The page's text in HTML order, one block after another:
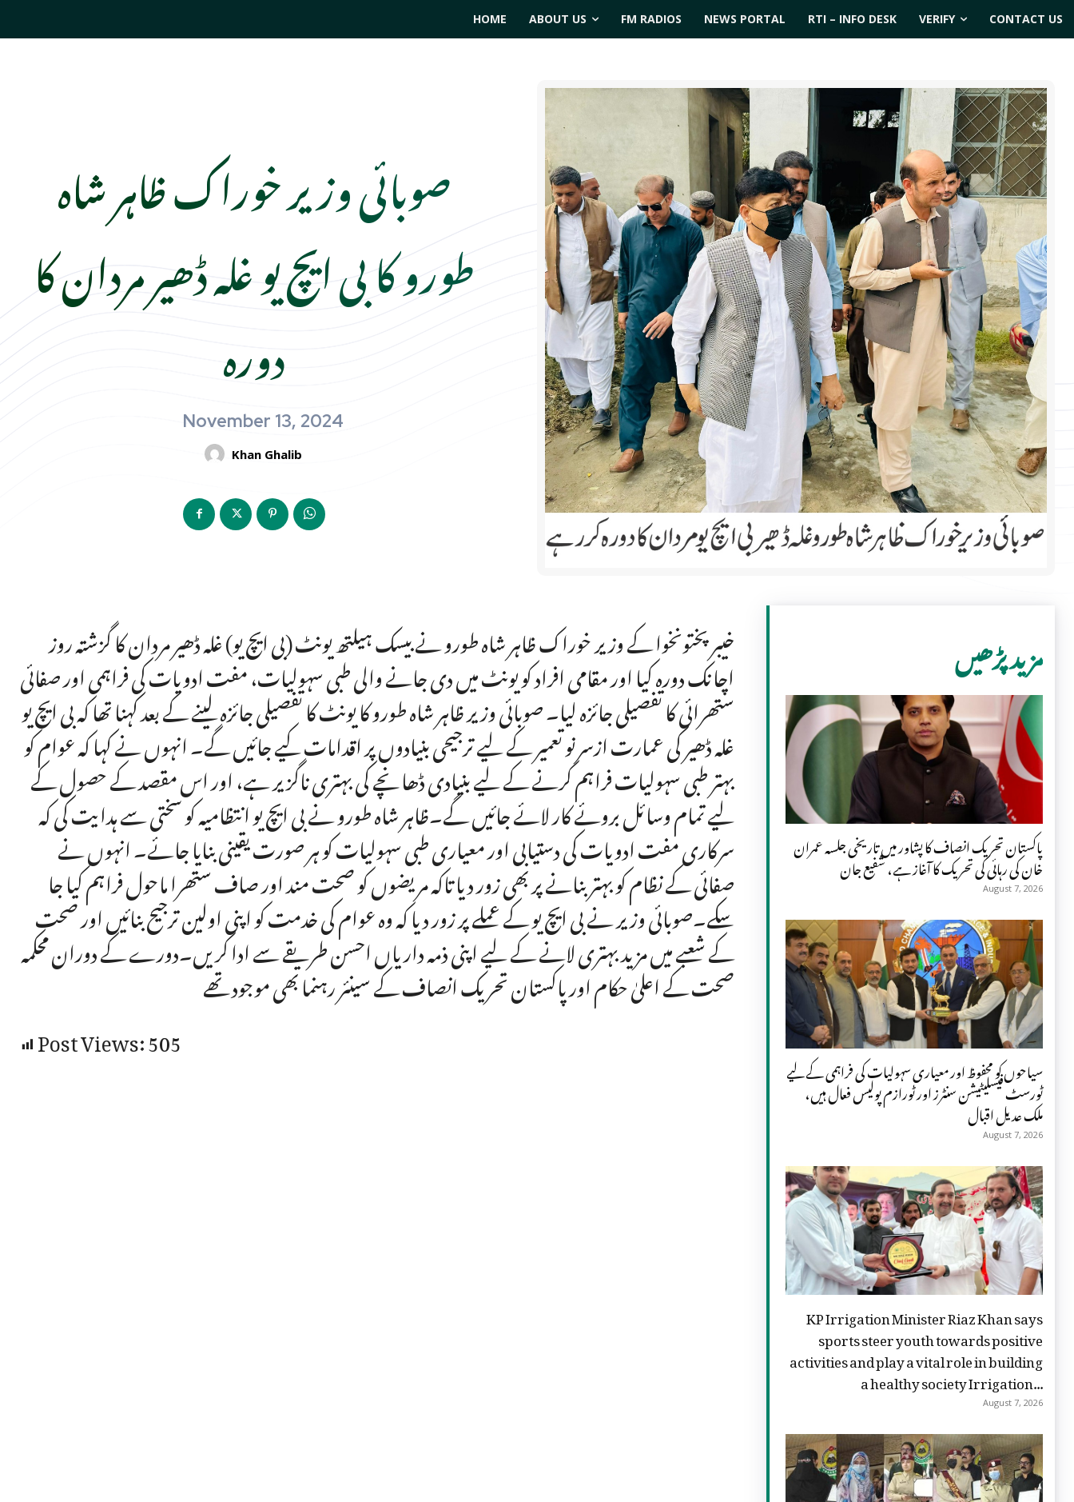
HOME ABOUT US FM RADIOS NEWS PORTAL RTI – INFO DESK VERIFY CONTACT US
صوبائی وزیر خوراک ظاہر شاہ
طورو کا بی ایچ یو غلہ ڈھیر مردان کا
دورہ
November 13, 2024
Khan Ghalib
خیبرپختونخوا کے وزیر خوراک ظاہر شاہ طورو نے بیسک ہیلتھ یونٹ (بی ایچ یو) غلہ ڈھیر مردان کا گزشتہ روز
اچانک دورہ کیا اور مقامی افراد کو یونٹ میں دی جانے والی طبی سہولیات، مفت ادویات کی فراہمی اور صفائی
ستھرائی کا تفصیلی جائزہ لیا۔ صوبائی وزیر ظاہر شاہ طورو کا یونٹ کا تفصیلی جائزہ لینے کے بعد کہنا تھا کہ بی ایچ یو
غلہ ڈھیر کی عمارت ازسرنو تعمیر کے لیے ترجیحی بنیادوں پر اقدامات کیے جائیں گے۔ انہوں نے کہا کہ عوام کو
بہتر طبی سہولیات فراہم کرنے کے لیے بنیادی ڈھانچے کی بہتری ناگزیر ہے، اور اس مقصد کے حصول کے
لیے تمام وسائل بروئے کار لائے جائیں گے۔ظاہر شاہ طورو نے بی ایچ یو انتظامیہ کو سختی سے ہدایت کی کہ
سرکاری مفت ادویات کی دستیابی اور معیاری طبی سہولیات کو ہر صورت یقینی بنایا جائے۔ انہوں نے
صفائی کے نظام کو بہتر بنانے پر بھی زور دیا تاکہ مریضوں کو صحت مند اور صاف ستھرا ماحول فراہم کیا جا
سکے۔صوبائی وزیر نے بی ایچ یو کے عملے پر زور دیا کہ وہ عوام کی خدمت کو اپنی اولین ترجیح بنائیں اور صحت
کے شعبے میں مزید بہتری لانے کے لیے اپنی ذمہ داریاں احسن طریقے سے ادا کریں۔دورے کے دوران محکمہ
صحت کے اعلیٰ حکام اور پاکستان تحریک انصاف کے سینئر رہنما بھی موجود تھے
Post Views:505
مزید پڑھیں
پاکستان تحریک انصاف کا پشاور میں تاریخی جلسہ عمران
خان کی رہائی کی تحریک کا آغاز ہے، شفیع جان
August 7, 2026
سیاحوں کو محفوظ اور معیاری سہولیات کی فراہمی کے لیے
ٹورسٹ فیسلیٹیشن سنٹرز اور ٹورازم پولیس فعال ہیں،
ملک عدیل اقبال
August 7, 2026
KP Irrigation Minister Riaz Khan says
sports steer youth towards positive
activities and play a vital role in building
a healthy society Irrigation...
August 7, 2026